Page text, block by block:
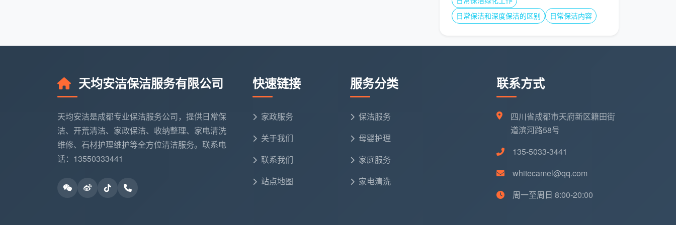
安全离场：带走所有垃圾，断电关窗，做到“只留洁净，不添麻烦”。
居民都说：“叫过几次临时保洁，最后发现还是固定一家更了解我家的情况。”
如果现在的你，也正在为一个清爽的家而筛选靠谱的服务商，不妨把目光投向天均安洁。无论是
队，总能拿出让你少操心的方案。洁净不是一个任务，而是一种日常，天均安洁愿意陪你一起，守好
日常保洁和深度保洁的区别
日常保洁内容
天均安洁保洁服务有限公司
天均安洁是成都专业保洁服务公司，提供日常保
洁、开荒清洁、家政保洁、收纳整理、家电清洗
维修、石材护理维护等全方位清洁服务。联系电
话：13550333441
快速链接
家政服务
关于我们
联系我们
站点地图
服务分类
保洁服务
母婴护理
家庭服务
家电清洗
联系方式
四川省成都市天府新区籍田街
道滨河路58号
135-5033-3441
whitecamel@qq.com
周一至周日 8:00-20:00